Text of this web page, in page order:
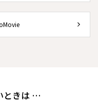
ときは …